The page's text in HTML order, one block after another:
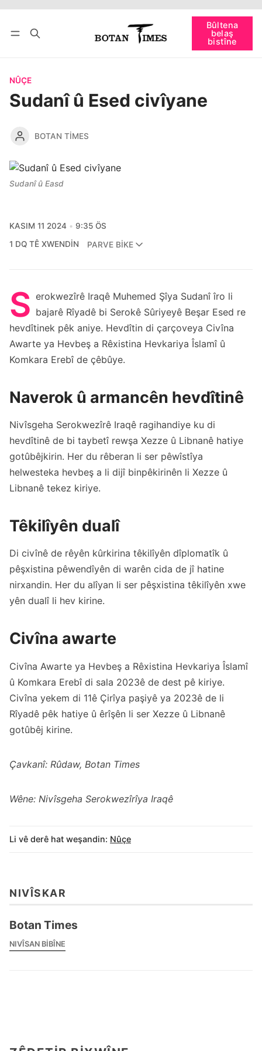
Bûltena
belaş
bistîne
bişopîne
NÛÇE
Sudanî û Esed civîyane
BOTAN TIMES
Sudanî û Easd
KASIM 11 2024
9:35 ÖS
1 DQ TÊ XWENDIN
PARVE BIKE
S erokwezîrê Iraqê Muhemed Şîya Sudanî îro li
bajarê Rîyadê bi Serokê Sûriyeyê Beşar Esed re
hevdîtinek pêk aniye. Hevdîtin di çarçoveya Civîna
Awarte ya Hevbeş a Rêxistina Hevkariya Îslamî û
Komkara Erebî de çêbûye.
Naverok û armancên hevdîtinê
Nivîsgeha Serokwezîrê Iraqê ragihandiye ku di
hevdîtinê de bi taybetî rewşa Xezze û Libnanê hatiye
gotûbêjkirin. Her du rêberan li ser pêwîstîya
helwesteka hevbeş a li dijî binpêkirinên li Xezze û
Libnanê tekez kiriye.
Têkilîyên dualî
Di civînê de rêyên kûrkirina têkilîyên dîplomatîk û
pêşxistina pêwendîyên di warên cida de jî hatine
nirxandin. Her du alîyan li ser pêşxistina têkilîyên xwe
yên dualî li hev kirine.
Civîna awarte
Civîna Awarte ya Hevbeş a Rêxistina Hevkariya Îslamî
û Komkara Erebî di sala 2023ê de dest pê kiriye.
Civîna yekem di 11ê Çirîya paşiyê ya 2023ê de li
Rîyadê pêk hatiye û êrîşên li ser Xezze û Libnanê
gotûbêj kirine.
Çavkanî: Rûdaw, Botan Times
Wêne: Nivîsgeha Serokwezîrîya Iraqê
Li vê derê hat weşandin: Nûçe
NIVÎSKAR
Botan Times
NIVÎSAN BIBÎNE